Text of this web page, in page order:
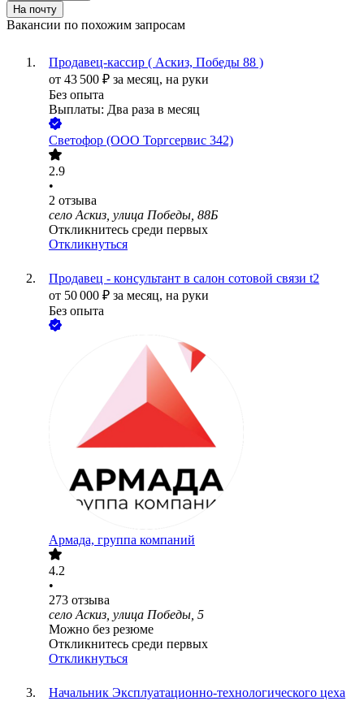
На почту
Вакансии по похожим запросам
Продавец-кассир ( Аскиз, Победы 88 )
от 43 500 ₽ за месяц, на руки
Без опыта
Выплаты: Два раза в месяц
Светофор (ООО Торгсервис 342)
2.9
•
2 отзыва
село Аскиз, улица Победы, 88Б
Откликнитесь среди первых
Откликнуться
Продавец - консультант в салон сотовой связи t2
от 50 000 ₽ за месяц, на руки
Без опыта
Армада, группа компаний
4.2
•
273 отзыва
село Аскиз, улица Победы, 5
Можно без резюме
Откликнитесь среди первых
Откликнуться
Начальник Эксплуатационно-технологического цеха